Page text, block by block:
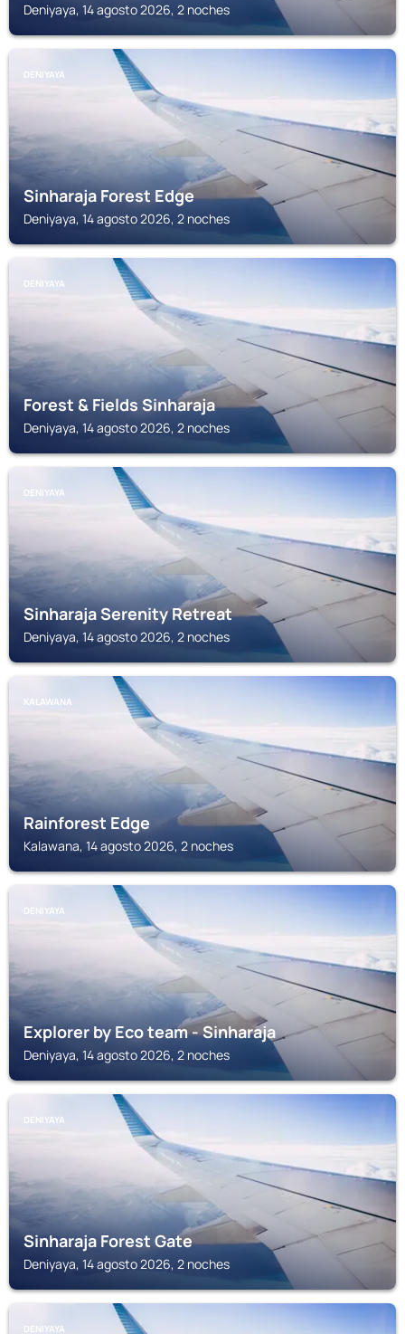
Deniyaya, 14 agosto 2026, 2 noches
DENIYAYA
Sinharaja Forest Edge
Deniyaya, 14 agosto 2026, 2 noches
DENIYAYA
Forest & Fields Sinharaja
Deniyaya, 14 agosto 2026, 2 noches
DENIYAYA
Sinharaja Serenity Retreat
Deniyaya, 14 agosto 2026, 2 noches
KALAWANA
Rainforest Edge
Kalawana, 14 agosto 2026, 2 noches
DENIYAYA
Explorer by Eco team - Sinharaja
Deniyaya, 14 agosto 2026, 2 noches
DENIYAYA
Sinharaja Forest Gate
Deniyaya, 14 agosto 2026, 2 noches
DENIYAYA